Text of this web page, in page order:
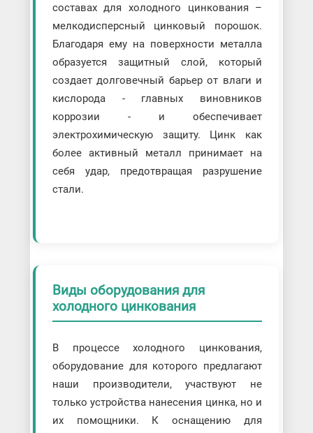
составах для холодного цинкования –
мелкодисперсный цинковый порошок.
Благодаря ему на поверхности металла
образуется защитный слой, который
создает долговечный барьер от влаги и
кислорода - главных виновников
коррозии - и обеспечивает
электрохимическую защиту. Цинк как
более активный металл принимает на
себя удар, предотвращая разрушение
стали.
Виды оборудования для
холодного цинкования
В процессе холодного цинкования,
оборудование для которого предлагают
наши производители, участвуют не
только устройства нанесения цинка, но и
их помощники. К оснащению для